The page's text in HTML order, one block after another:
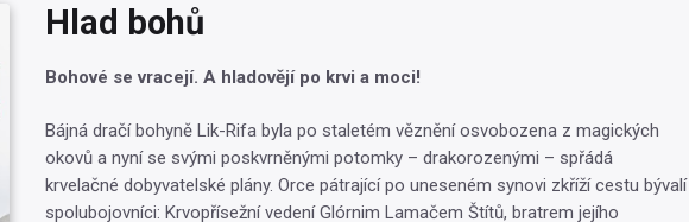
Hlad bohů
Bohové se vracejí. A hladovějí po krvi a moci!
Bájná dračí bohyně Lik-Rifa byla po staletém věznění osvobozena z magických
okovů a nyní se svými poskvrněnými potomky – drakorozenými – spřádá
krvelačné dobyvatelské plány. Orce pátrající po uneseném synovi zkříží cestu bývalí
spolubojovníci: Krvopřísežní vedení Glórnim Lamačem Štítů, bratrem jejího